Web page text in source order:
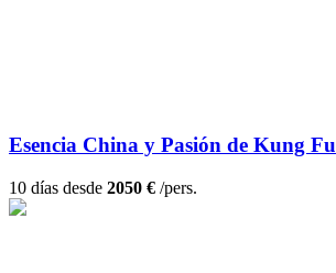
Esencia China y Pasión de Kung Fu
10 días desde 2050 € /pers.